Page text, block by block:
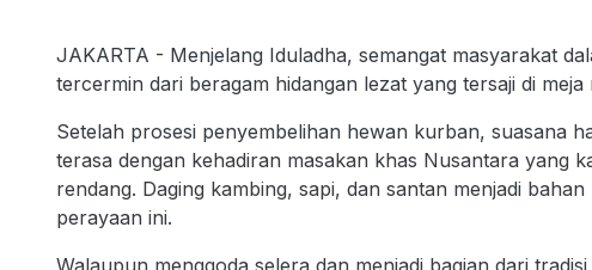
JAKARTA - Menjelang Iduladha, semangat masyarakat
tercermin dari beragam hidangan lezat yang tersaji di meja
Setelah prosesi penyembelihan hewan kurban, suasana
terasa dengan kehadiran masakan khas Nusantara yang
rendang. Daging kambing, sapi, dan santan menjadi
perayaan ini.